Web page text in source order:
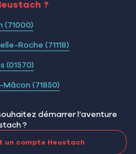
?
(71000)
Roche (71118)
(01570)
(71850)
démarrer l’aventure
?
compte Heustach